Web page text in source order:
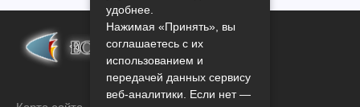
удобнее.
Нажимая «Принять», вы
соглашаетесь с их
использованием и
передачей данных сервису
веб-аналитики. Если нет —